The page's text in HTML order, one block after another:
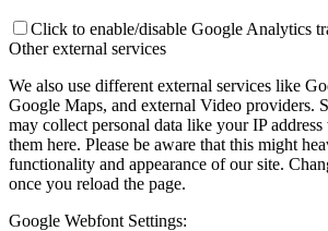
Click to enable/disable Google Analytics
Other external services
We also use different external services like
Google Maps, and external Video providers.
may collect personal data like your IP
them here. Please be aware that this might
functionality and appearance of our site.
once you reload the page.
Google Webfont Settings: